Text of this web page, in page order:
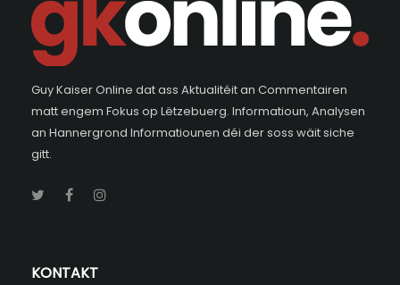
Guy Kaiser Online dat ass Aktualitéit an Commentairen
matt engem Fokus op Lëtzebuerg. Informatioun, Analysen
an Hannergrond Informatiounen déi der soss wäit siche
gitt.
KONTAKT